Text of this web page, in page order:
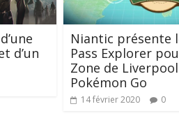
d’un
Niantic présente
Pass Explorer
Zone de
Pokémon Go
14 février 2020 0